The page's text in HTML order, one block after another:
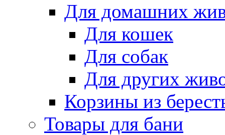
Для домашних
Для кошек
Для собак
Для других
Корзины из
Товары для бани